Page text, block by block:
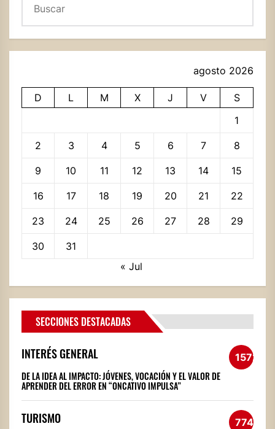
agosto 2026
D L M X J V
S
1
2 3 4 5 6 7 8
9 10 11 12 13 14 15
16 17 18 19 20 21 22
23 24 25 26 27 28 29
30
31
« Jul
SECCIONES DESTACADAS
INTERÉS GENERAL 1572
DE LA IDEA AL IMPACTO: JÓVENES, VOCACIÓN Y EL VALOR DE
APRENDER DEL ERROR EN “ONCATIVO IMPULSA”
TURISMO 774